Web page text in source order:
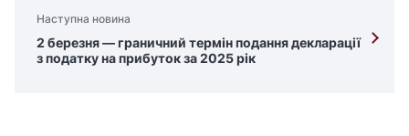
Наступна новина
2 березня — граничний термін подання декларації
з податку на прибуток за 2025 рік